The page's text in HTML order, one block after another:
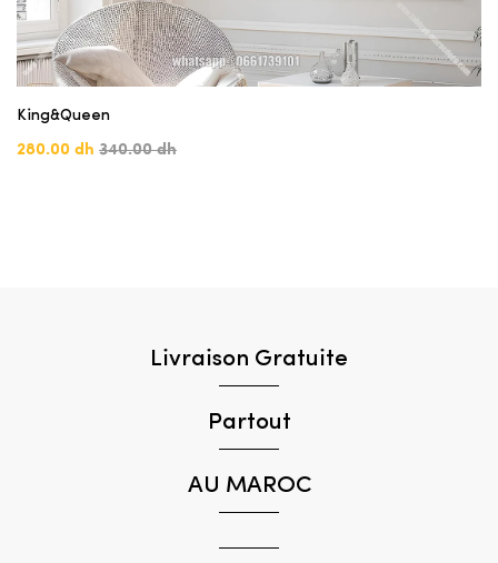
King&Queen
280.00 dh 340.00 dh
Livraison Gratuite
Partout
AU MAROC